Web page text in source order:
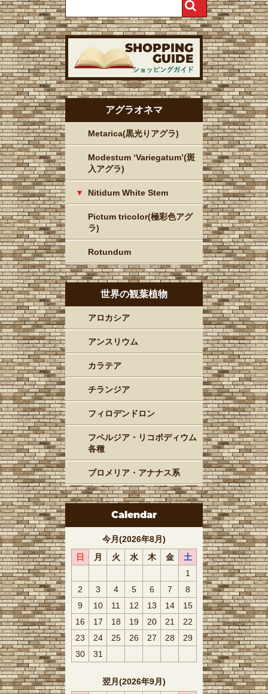
アグラオネマ
Metarica(黒光りアグラ)
Modestum ‘Variegatum’(斑
入アグラ)
Nitidum White Stem
Pictum tricolor(極彩色アグ
ラ)
Rotundum
世界の観葉植物
アロカシア
アンスリウム
カラテア
チランジア
フィロデンドロン
フペルジア・リコポディウム
各種
ブロメリア・アナナス系
Calendar
今月(2026年8月)
日
月 火 水 木 金
土
1
2
3 4 5 6 7
8
9
10 11 12 13 14
15
16
17 18 19 20 21
22
23
24 25 26 27 28
29
30
31
翌月(2026年9月)